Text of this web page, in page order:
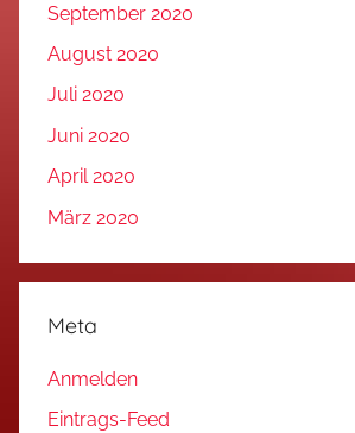
September 2020
August 2020
Juli 2020
Juni 2020
April 2020
März 2020
Meta
Anmelden
Eintrags-Feed